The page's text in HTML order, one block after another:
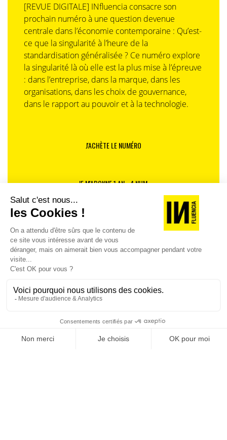
[REVUE DIGITALE] INfluencia consacre son
prochain numéro à une question devenue
centrale dans l’économie contemporaine : Qu’est-
ce que la singularité à l’heure de la
standardisation généralisée ? Ce numéro explore
la singularité là où elle est la plus mise à l’épreuve
: dans l’entreprise, dans la marque, dans les
organisations, dans les choix de gouvernance,
dans le rapport au pouvoir et à la technologie.
J'ACHÈTE LE NUMÉRO
JE M'ABONNE 1 AN - 4 NUM.
JE DÉCOUVRE LES NUMÉROS PRÉCÉDENTS
Je suis déjà abonné(e) :je consulte la revue en